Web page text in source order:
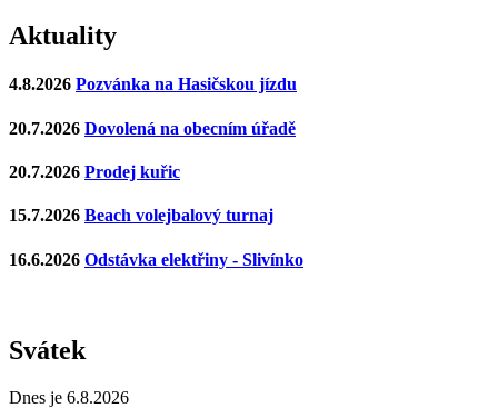
Aktuality
4.8.2026 Pozvánka na Hasičskou jízdu
20.7.2026 Dovolená na obecním úřadě
20.7.2026 Prodej kuřic
15.7.2026 Beach volejbalový turnaj
16.6.2026 Odstávka elektřiny - Slivínko
Svátek
Dnes je 6.8.2026